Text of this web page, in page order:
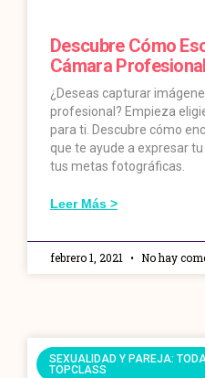
Descubre Cómo
Cámara Profesional
¿Deseas capturar
profesional? Empieza
para ti. Descubre cómo
que te ayude a expresar
tus metas fotográficas.
Leer Más >
febrero 1, 2021 No hay
SEXUALIDAD Y PAREJA:
TOPCLASS